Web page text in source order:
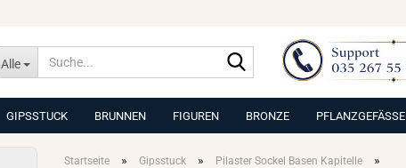
Alle
Suche...
GIPSSTUCK BRUNNEN FIGUREN BRONZE PFLANZGEFÄSSE
Startseite » Gipsstuck » Pilaster Sockel Basen Kapitelle »